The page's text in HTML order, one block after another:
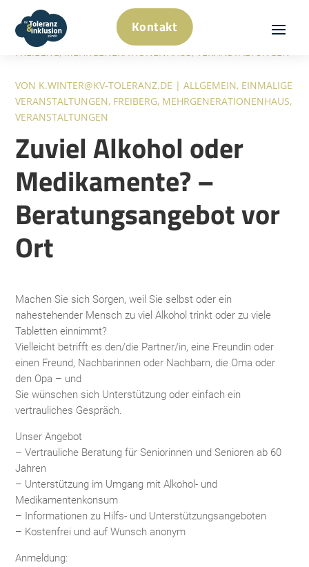
Kontakt
MAI 19, 2026 ALLGEMEIN EINMALIGE VERANSTALTUNGEN
FREIBERG, MEHRGENERATIONENHAUS, VERANSTALTUNGEN
VON K.WINTER@KV-TOLERANZ.DE |ALLGEMEIN, EINMALIGE
VERANSTALTUNGEN, FREIBERG, MEHRGENERATIONENHAUS,
VERANSTALTUNGEN
Zuviel Alkohol oder
Medikamente? –
Beratungsangebot vor
Ort
Machen Sie sich Sorgen, weil Sie selbst oder ein
nahestehender Mensch zu viel Alkohol trinkt oder zu viele
Tabletten einnimmt?
Vielleicht betrifft es den/die Partner/in, eine Freundin oder
einen Freund, Nachbarinnen oder Nachbarn, die Oma oder
den Opa – und
Sie wünschen sich Unterstützung oder einfach ein
vertrauliches Gespräch.
Unser Angebot
– Vertrauliche Beratung für Seniorinnen und Senioren ab 60
Jahren
– Unterstützung im Umgang mit Alkohol- und
Medikamentenkonsum
– Informationen zu Hilfs- und Unterstützungsangeboten
– Kostenfrei und auf Wunsch anonym
Anmeldung: